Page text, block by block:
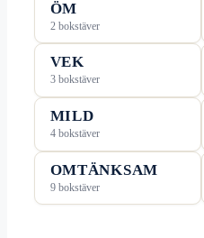
ÖM
2 bokstäver
VEK
3 bokstäver
MILD
4 bokstäver
OMTÄNKSAM
9 bokstäver